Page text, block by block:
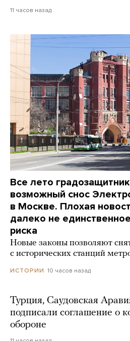
11 часов назад
Все лето
возможный снос
в Москве. Плохая
далеко не
риска
Новые законы позволяют
с исторических станций
ИСТОРИИ 10 часов назад
Турция, Саудовская
подписали соглашение о
обороне